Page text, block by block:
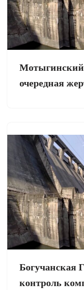
очередная
Богучанская
контроль